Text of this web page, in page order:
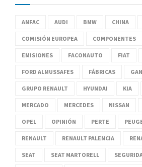
ANFAC AUDI BMW CHINA
COMISIÓN EUROPEA COMPONENTES
EMISIONES FACONAUTO FIAT
FORD ALMUSSAFES FÁBRICAS
GRUPO RENAULT HYUNDAI KIA
MERCADO MERCEDES NISSAN
OPEL OPINIÓN PERTE
RENAULT RENAULT PALENCIA
SEAT SEAT MARTORELL